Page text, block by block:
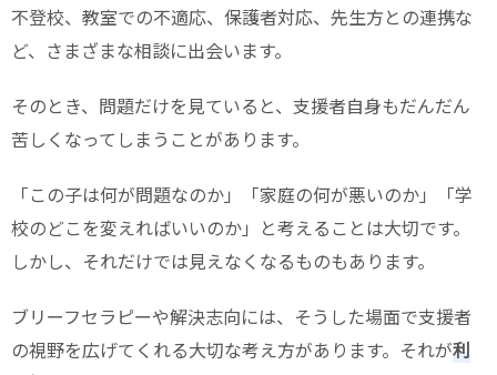
不登校、教室での不適応、保護者対応、先生方との連携な
ど、さまざまな相談に出会います。
そのとき、問題だけを見ていると、支援者自身もだんだん
苦しくなってしまうことがあります。
「この子は何が問題なのか」「家庭の何が悪いのか」「学
校のどこを変えればいいのか」と考えることは大切です。
しかし、それだけでは見えなくなるものもあります。
ブリーフセラピーや解決志向には、そうした場面で支援者
の視野を広げてくれる大切な考え方があります。それが利